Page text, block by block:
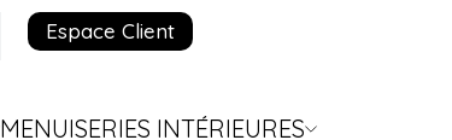
Espace Client
MENUISERIES INTÉRIEURES